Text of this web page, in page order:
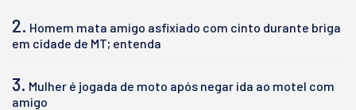
2. Homem mata amigo asfixiado com cinto durante briga
em cidade de MT; entenda
3. Mulher é jogada de moto após negar ida ao motel com
amigo